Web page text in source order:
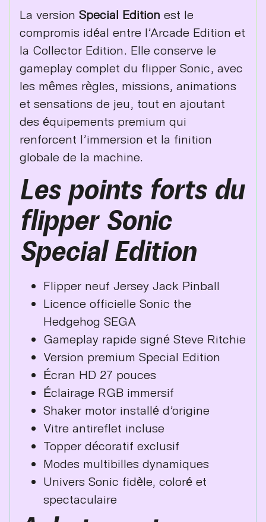
La version Special Edition est le
compromis idéal entre l’Arcade Edition et
la Collector Edition. Elle conserve le
gameplay complet du flipper Sonic, avec
les mêmes règles, missions, animations
et sensations de jeu, tout en ajoutant
des équipements premium qui
renforcent l’immersion et la finition
globale de la machine.
Les points forts du
flipper Sonic
Special Edition
Flipper neuf Jersey Jack Pinball
Licence officielle Sonic the
Hedgehog SEGA
Gameplay rapide signé Steve Ritchie
Version premium Special Edition
Écran HD 27 pouces
Éclairage RGB immersif
Shaker motor installé d’origine
Vitre antireflet incluse
Topper décoratif exclusif
Modes multibilles dynamiques
Univers Sonic fidèle, coloré et
spectaculaire